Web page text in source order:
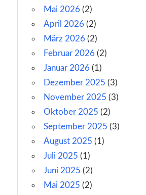
Mai 2026 (2)
April 2026 (2)
März 2026 (2)
Februar 2026 (2)
Januar 2026 (1)
Dezember 2025 (3)
November 2025 (3)
Oktober 2025 (2)
September 2025 (3)
August 2025 (1)
Juli 2025 (1)
Juni 2025 (2)
Mai 2025 (2)